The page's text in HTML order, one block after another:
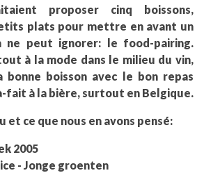
proposer cinq boissons,
plats pour mettre en avant un
ne peut ignorer: le food-pairing.
à la mode dans le milieu du vin,
bonne boisson avec le bon repas
fait à la bière, surtout en Belgique.
et ce que nous en avons pensé:
2005
- Jonge groenten